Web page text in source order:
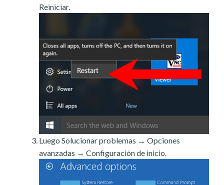
Reiniciar.
Luego Solucionar problemas → Opciones
avanzadas → Configuración de inicio.